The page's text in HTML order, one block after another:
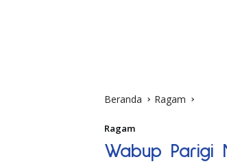
Beranda Ragam
Ragam
Wabup Parigi